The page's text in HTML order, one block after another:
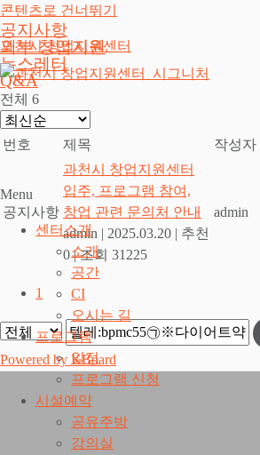
콘텐츠로 건너뛰기
과천시 창업지원센터
Menu
센터소개
소개
공간
CI
오시는 길
프로그램
일정
프로그램 신청
시설예약
공유주방
강의실
공지사항
외부 창업지원
뉴스레터
Q&A
전체 6
번호 제목 작성자
공지사항
과천시 창업지원센터
입주, 프로그램 참여,
창업 관련 문의처 안내
admin | 2025.03.20 | 추천
0 | 조회 31225
admin
1
Powered by KBoard